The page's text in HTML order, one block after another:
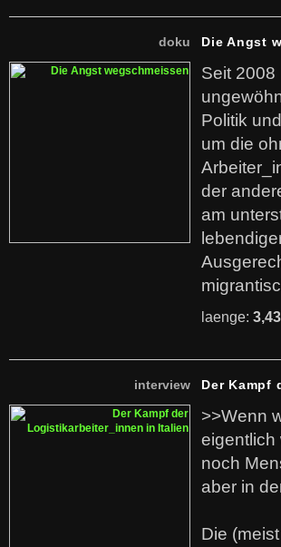
doku Die Angst
Seit 2008
Politik
um die
der
am
laenge:
interview Der Kampf
>>Wenn
eigentlich
noch
aber in
Die